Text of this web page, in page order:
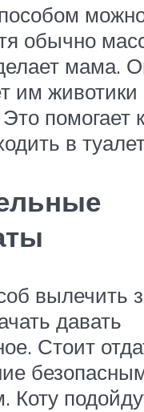
обычно
мама.
им животики
помогает
в
вылечить
давать
Стоит
Коту